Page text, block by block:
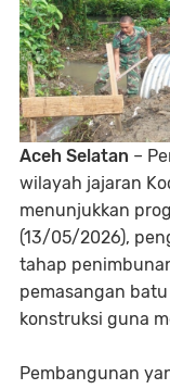
Aceh Selatan –
wilayah jajaran
menunjukkan
(13/05/2026),
tahap
pemasangan
konstruksi guna
Pembangunan